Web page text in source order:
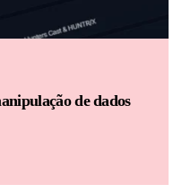
de dados